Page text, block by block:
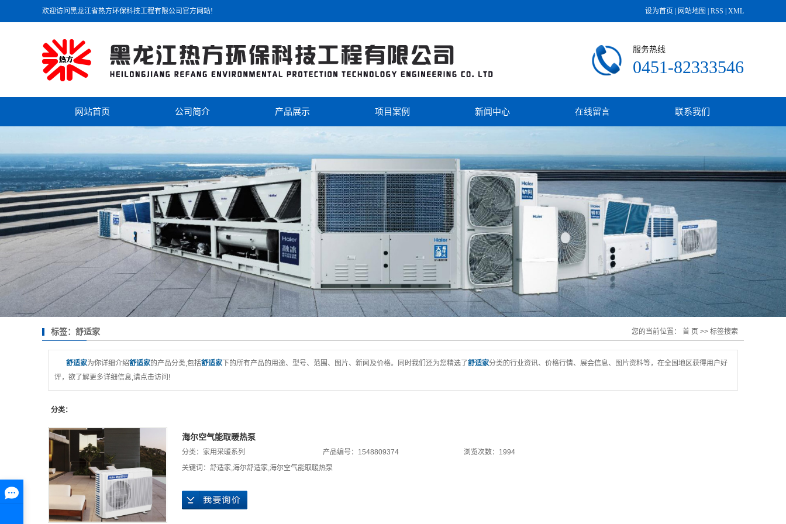
欢迎访问黑龙江省热方环保科技工程有限公司官方网站! 设为首页 网站地图 RSS XML
服务热线
0451-82333546
网站首页 公司简介
联系我们
产品展示
美的
芬尼克兹
双级热泵
项目案例
视频中心
新闻中心
行业新闻
在线留言 联系我们
标签：舒适家 您的当前位置： 首 页 >> 标签搜索
舒适家为你详细介绍舒适家的产品分类,包括舒适家 下的所有产品的用途、型号、范围、图片、新闻及价格。同时我们还为您精选了舒适家分类的行业资讯、价格行情、展会信息、图片资料等，在全国地区获得用户好
评，欲了解更多详细信息,请点击访问!
分类：
海尔空气能取暖热泵
分类： 家用采暖系列 产品编号：1548809374
浏览次数：1994
关键词： 舒适家,海尔舒适家,海尔空气能取暖热泵